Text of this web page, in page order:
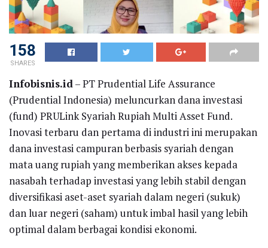
158
SHARES
Infobisnis.id– PT Prudential Life Assurance
(Prudential Indonesia) meluncurkan dana investasi
(fund) PRULink Syariah Rupiah Multi Asset Fund.
Inovasi terbaru dan pertama di industri ini merupakan
dana investasi campuran berbasis syariah dengan
mata uang rupiah yang memberikan akses kepada
nasabah terhadap investasi yang lebih stabil dengan
diversifikasi aset-aset syariah dalam negeri (sukuk)
dan luar negeri (saham) untuk imbal hasil yang lebih
optimal dalam berbagai kondisi ekonomi.